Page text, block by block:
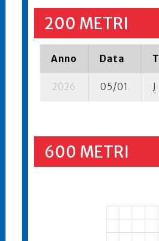
200 METRI
Anno Data
2026 05/01 I
600 METRI